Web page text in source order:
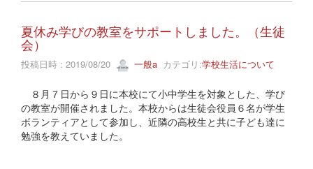
夏休み学びの教室をサポートしました。（生徒
会）
投稿日時 : 2019/08/20 一般a カテゴリ:学校生活について
８月７日から９日に本校にて小中学生を対象とした、学び
の教室が開催されました。本校からは生徒会役員６名が学生
ボランティアとして参加し、近隣の高校生と共に子ども達に
勉強を教えていました。